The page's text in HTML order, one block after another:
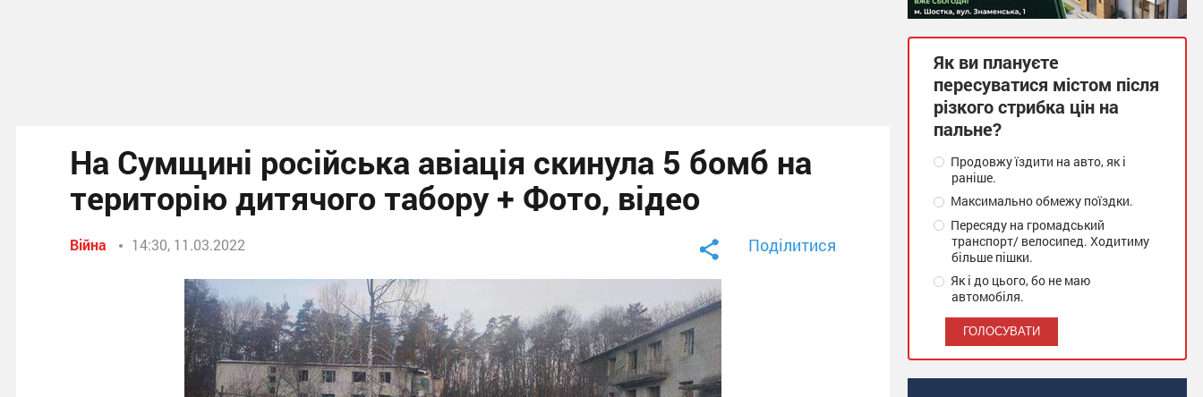
На Сумщині російська авіація скинула 5 бомб на
територію дитячого табору + Фото, відео
Війна 14:30, 11.03.2022 Поділитися
Як ви плануєте
пересуватися містом після
різкого стрибка цін на
пальне?
Продовжу їздити на авто, як і
раніше.
Максимально обмежу поїздки.
Пересяду на громадський
транспорт/ велосипед. Ходитиму
більше пішки.
Як і до цього, бо не маю
автомобіля.